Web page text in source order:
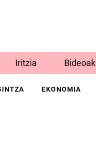
Iritzia Bideoak
EKONOMIA